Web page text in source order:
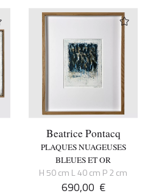
Beatrice Pontacq
PLAQUES NUAGEUSES
BLEUES ET OR
H 50 cm L 40 cm P 2 cm
690,00 €